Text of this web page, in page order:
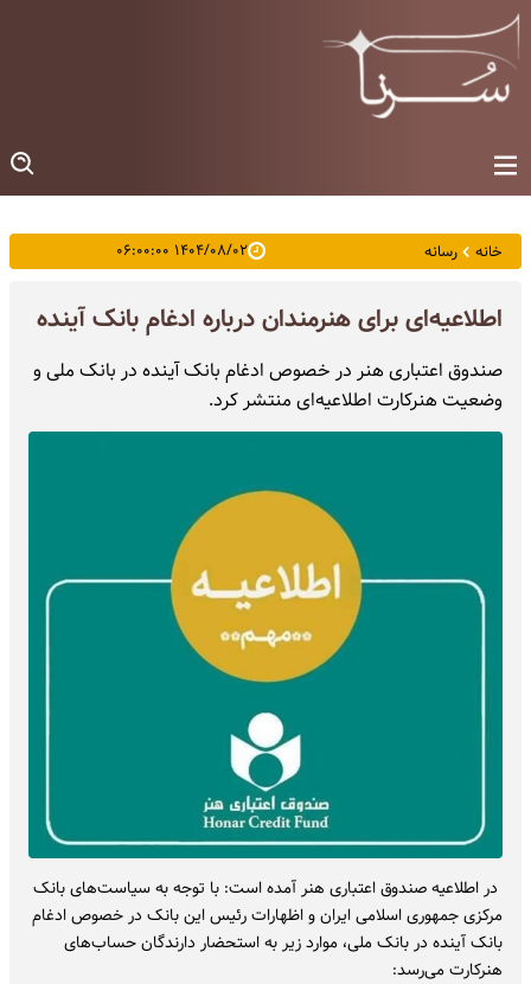
خانه رسانه ۱۴۰۴/۰۸/۰۲ ۰۶:۰۰:۰۰
اطلاعیه‌ای برای هنرمندان درباره ادغام بانک آینده
صندوق اعتباری هنر در خصوص ادغام بانک آینده در بانک ملی و
وضعیت هنرکارت اطلاعیه‌ای منتشر کرد.
در اطلاعیه صندوق اعتباری هنر آمده است: با توجه به سیاست‌های بانک
مرکزی جمهوری اسلامی ایران و اظهارات رئیس این بانک در خصوص ادغام
بانک آینده در بانک ملی، موارد زیر به استحضار دارندگان حساب‌های
هنرکارت می‌رسد: